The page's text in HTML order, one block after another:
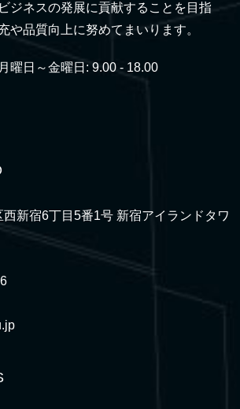
ジネスの発展に貢献することを目指
や品質向上に努めてまいります。
曜日～金曜日: 9.00 - 18.00
新宿6丁目5番1号 新宿アイランドタワ